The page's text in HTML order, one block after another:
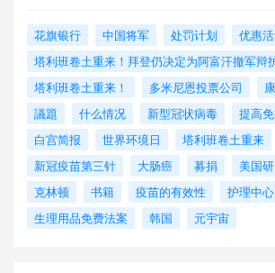
花旗银行 中国将军 处罚计划 优惠
塔利班卷土重来！拜登仍决定为阿富汗撤军辩
塔利班卷土重来！
多米尼恩投票公司
議題
什么情况 新型冠状病毒 提高
白宫简报
世界环境日 塔利班卷土重来
新冠疫苗第三针
大肠癌 募捐 美国
克林顿
书籍 疫苗的有效性
护理中心
生理用品免费法案
韩国 元宇宙